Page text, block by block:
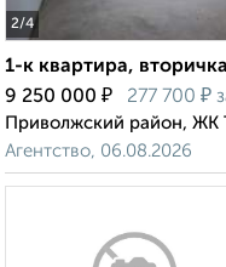
2/4
1-к квартира,
9 250 000 ₽ 277 700 ₽
Приволжский район, ЖК
Агентство, 06.08.2026